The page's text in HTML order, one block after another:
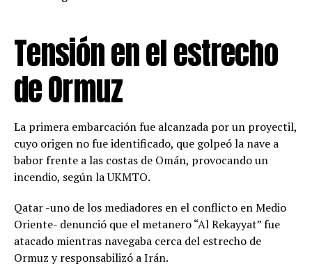
Tensión en el estrecho
de Ormuz
La primera embarcación fue alcanzada por un proyectil,
cuyo origen no fue identificado, que golpeó la nave a
babor frente a las costas de Omán, provocando un
incendio, según la UKMTO.
Qatar -uno de los mediadores en el conflicto en Medio
Oriente- denunció que el metanero “Al Rekayyat” fue
atacado mientras navegaba cerca del estrecho de
Ormuz y responsabilizó a Irán.